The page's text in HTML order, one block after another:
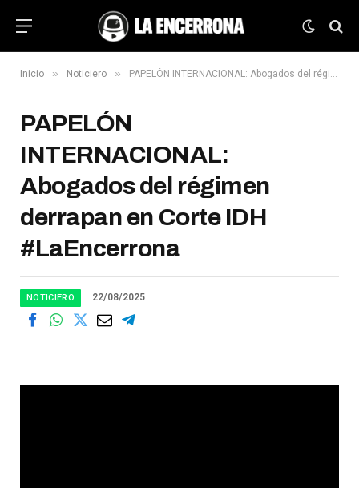
Inicio » Noticiero » PAPELÓN INTERNACIONAL: Abogados del régimen derrapan en Corte IDH #LaEncerrona
PAPELÓN
INTERNACIONAL:
Abogados del régimen
derrapan en Corte IDH
#LaEncerrona
NOTICIERO 22/08/2025